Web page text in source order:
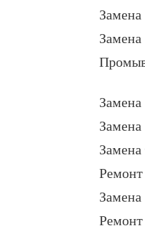
Замена
Замена
Замена
Ремонт
Ремонт